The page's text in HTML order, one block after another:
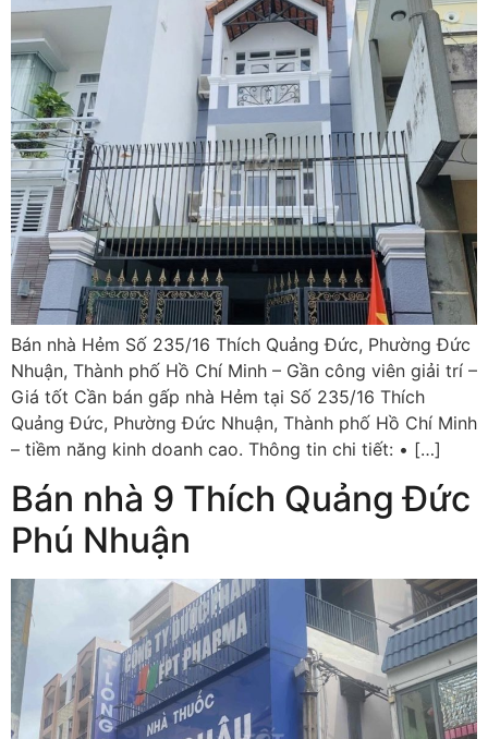
Bán nhà Hẻm Số 235/16 Thích Quảng Đức, Phường Đức
Nhuận, Thành phố Hồ Chí Minh – Gần công viên giải trí –
Giá tốt Cần bán gấp nhà Hẻm tại Số 235/16 Thích
Quảng Đức, Phường Đức Nhuận, Thành phố Hồ Chí Minh
– tiềm năng kinh doanh cao. Thông tin chi tiết: • […]
Bán nhà 9 Thích Quảng Đức
Phú Nhuận